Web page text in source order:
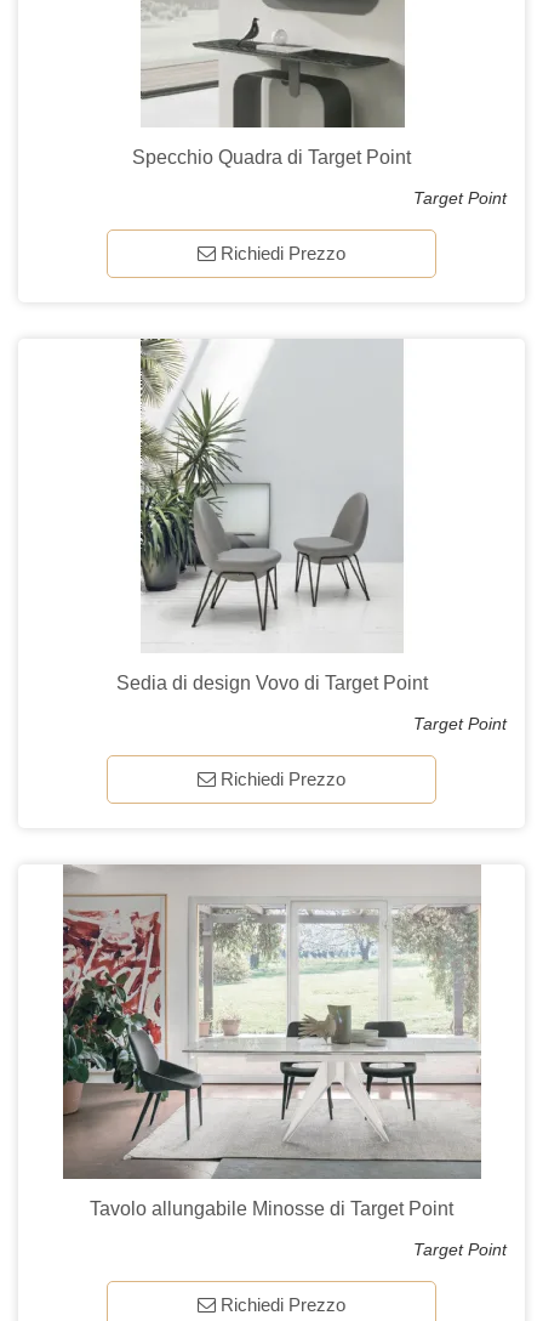
Specchio Quadra di Target Point
Target Point
Richiedi Prezzo
Sedia di design Vovo di Target Point
Target Point
Richiedi Prezzo
Tavolo allungabile Minosse di Target Point
Target Point
Richiedi Prezzo